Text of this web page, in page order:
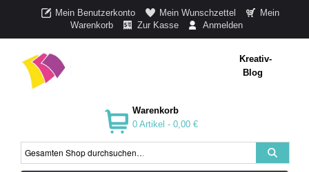
Mein Benutzerkonto Mein Wunschzettel
Mein
Warenkorb
Zur Kasse Anmelden
Kreativ-
Blog
Warenkorb
0 Artikel - 0,00 €